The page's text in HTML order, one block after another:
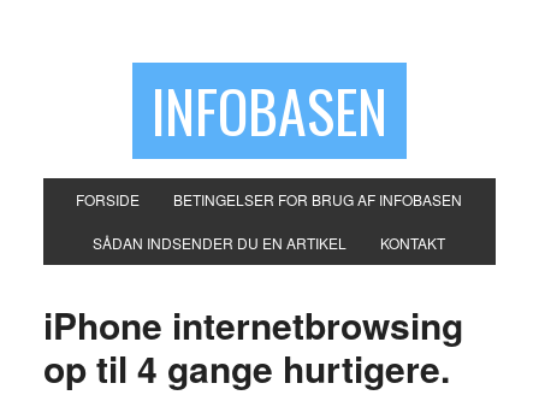
INFOBASEN
FORSIDE BETINGELSER FOR BRUG AF INFOBASEN
SÅDAN INDSENDER DU EN ARTIKEL KONTAKT
iPhone internetbrowsing
op til 4 gange hurtigere.